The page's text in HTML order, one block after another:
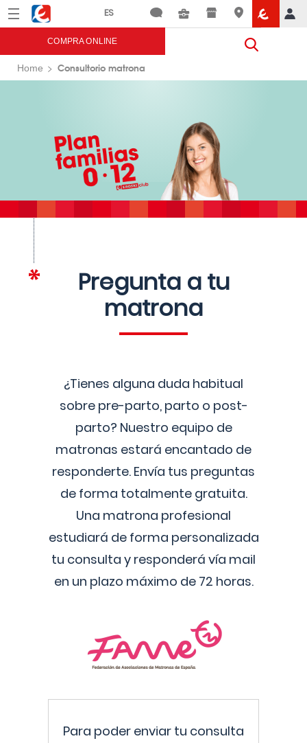
Menú Eroski
COMPRA ONLINE
Home Consultorio matrona
Pregunta a tu
matrona
¿Tienes alguna duda habitual
sobre pre-parto, parto o post-
parto? Nuestro equipo de
matronas estará encantado de
responderte. Envía tus preguntas
de forma totalmente gratuita.
Una matrona profesional
estudiará de forma personalizada
tu consulta y responderá vía mail
en un plazo máximo de 72 horas.
Para poder enviar tu consulta